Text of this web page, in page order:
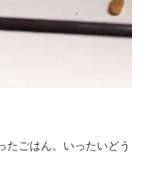
たごはん。いったいどう